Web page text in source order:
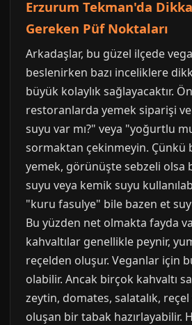
Erzurum Tekman'da
Gereken Püf Noktaları
Arkadaşlar, bu güzel ilçede
beslenirken bazı inceliklere
büyük kolaylık sağlayacaktır.
restoranlarda yemek siparişi
suyu var mı?" veya "yoğurtlu
sormaktan çekinmeyin. Çünkü
yemek, görünüşte sebzeli olsa
suyu veya kemik suyu
"kuru fasulye" bile bazen et
Bu yüzden net olmakta fayda
kahvaltılar genellikle peynir,
reçelden oluşur. Veganlar için
olabilir. Ancak birçok kahvaltı
zeytin, domates, salatalık,
oluşan bir tabak hazırlayabilir.